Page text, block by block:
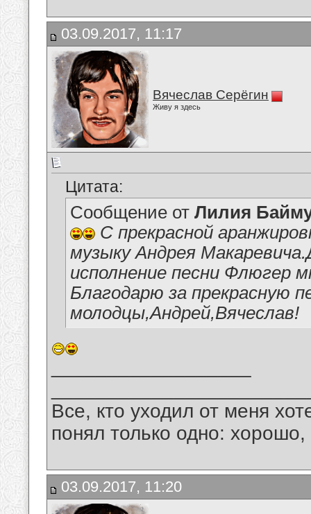
03.09.2017, 11:17
Вячеслав Серёгин
Живу я здесь
Цитата:
Сообщение от Лилия
С прекрасной
музыку Андрея
исполнение песни Флюгер
Благодарю за прекрасную
молодцы,Андрей,Вячеслав!
Все, кто уходил от меня
понял только одно:
03.09.2017, 11:20